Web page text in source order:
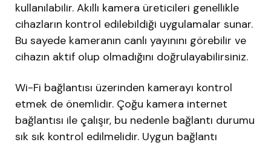
kullanılabilir. Akıllı kamera üreticileri genellikle
cihazların kontrol edilebildiği uygulamalar sunar.
Bu sayede kameranın canlı yayınını görebilir ve
cihazın aktif olup olmadığını doğrulayabilirsiniz.
Wi-Fi bağlantısı üzerinden kamerayı kontrol
etmek de önemlidir. Çoğu kamera internet
bağlantısı ile çalışır, bu nedenle bağlantı durumu
sık sık kontrol edilmelidir. Uygun bağlantı